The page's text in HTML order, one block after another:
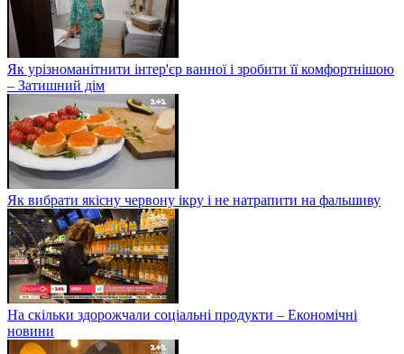
Як урізноманітнити інтер'єр ванної і зробити її комфортнішою
– Затишний дім
Як вибрати якісну червону ікру і не натрапити на фальшиву
На скільки здорожчали соціальні продукти – Економічні
новини